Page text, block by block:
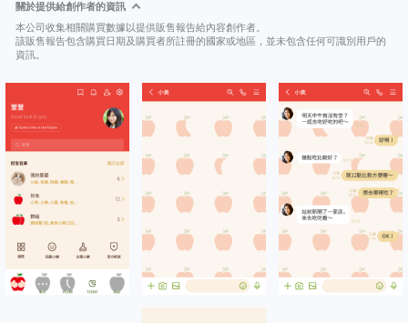
關於提供給創作者的資訊
本公司收集相關購買數據以提供販售報告給內容創作者。
該販售報告包含購買日期及購買者所註冊的國家或地區，並未包含任何可識別用戶的
資訊。